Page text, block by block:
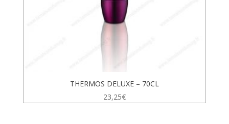
THERMOS DELUXE – 70CL
23,25€